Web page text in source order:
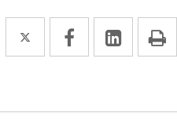
Twitter
Enlace
a
aplicación
Facebook
Enlace
a
aplicación
Enlace
a